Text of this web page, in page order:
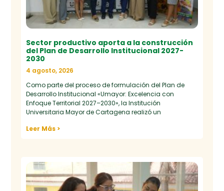
Sector productivo aporta a la construcción
del Plan de Desarrollo Institucional 2027-
2030
4 agosto, 2026
Como parte del proceso de formulación del Plan de
Desarrollo Institucional «Umayor: Excelencia con
Enfoque Territorial 2027–2030», la Institución
Universitaria Mayor de Cartagena realizó un
Leer Más >